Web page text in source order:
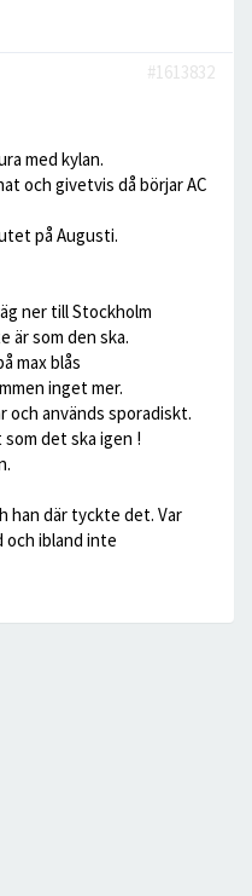
#1613832
med kylan.
och givetvis då börjar AC
på Augusti.
ner till Stockholm
är som den ska.
max blås
inget mer.
och används sporadiskt.
det ska igen !
han där tyckte det. Var
ibland inte